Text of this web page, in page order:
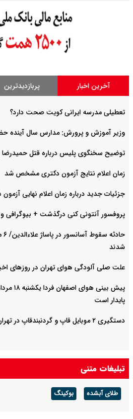
آخرین اخبار پربازدیدترین
تعطیلی مدرسه ایرانی کویت صحت دارد؟
وزیر آموزش و پرورش: مدارس سال آینده
توضیح سخنگوی پلیس درباره قتل
زمان اعلام نتایج آزمون دکتری مشخص شد
جزئیات جدید درباره زمان اعلام نهایی آزمون
پروفسور آنتونی کنی درگذشت + بیوگرافی
شدند
علت صلی آلودگی هوای تهران در روزهای
پیش
پایدار است
دستگیری ۲ موبایل قاپ و گردنبندقاپ در تهران
تبلیغات متنی
طلای آبشده بوکینگ